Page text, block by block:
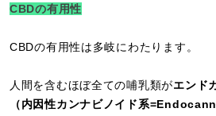
CBDの有用性
CBDの有用性は多岐にわたります。
人間を含むほぼ全ての哺乳類がエンド
（内因性カンナビノイド系